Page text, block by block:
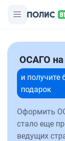
ОСАГО на
и
подарок
Оформить
стало еще
ведущих